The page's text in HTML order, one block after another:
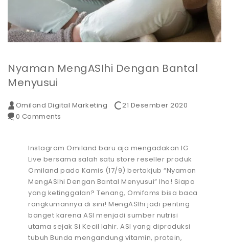
Nyaman MengASIhi Dengan Bantal
Menyusui
Omiland Digital Marketing
21 Desember 2020
0 Comments
Instagram Omiland baru aja mengadakan IG
Live bersama salah satu store reseller produk
Omiland pada Kamis (17/9) bertakjub “Nyaman
MengASIhi Dengan Bantal Menyusui” lho! Siapa
yang ketinggalan? Tenang, Omifams bisa baca
rangkumannya di sini! MengASIhi jadi penting
banget karena ASI menjadi sumber nutrisi
utama sejak Si Kecil lahir. ASI yang diproduksi
tubuh Bunda mengandung vitamin, protein,